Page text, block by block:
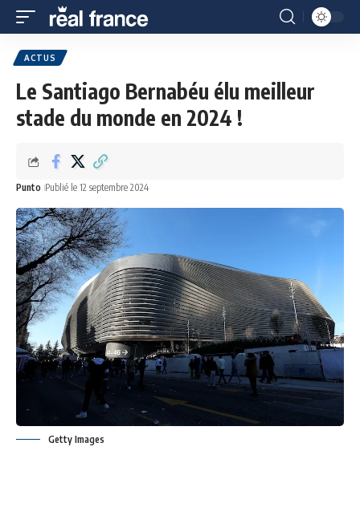
ACTUS
Le Santiago Bernabéu élu meilleur
stade du monde en 2024 !
Punto Publié le 12 septembre 2024
Getty Images